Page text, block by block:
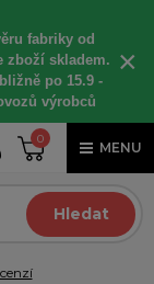
fabriky od
zboží skladem.
po 15.9 -
výrobců
×
0
MENU
Hledat